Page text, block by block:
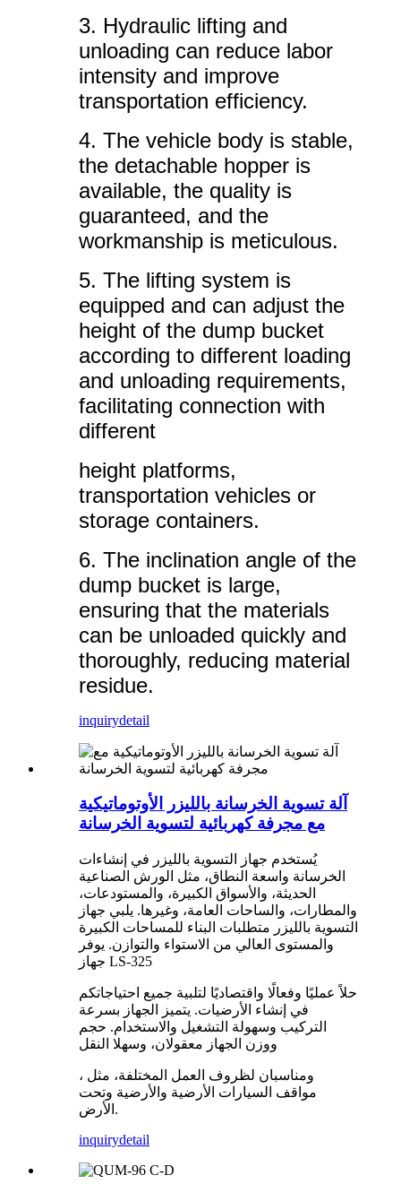
3. Hydraulic lifting and
unloading can reduce labor
intensity and improve
transportation efficiency.
4. The vehicle body is stable,
the detachable hopper is
available, the quality is
guaranteed, and the
workmanship is meticulous.
5. The lifting system is
equipped and can adjust the
height of the dump bucket
according to different loading
and unloading requirements,
facilitating connection with
different
height platforms,
transportation vehicles or
storage containers.
6. The inclination angle of the
dump bucket is large,
ensuring that the materials
can be unloaded quickly and
thoroughly, reducing material
residue.
inquirydetail
آلة تسوية الخرسانة بالليزر الأوتوماتيكية
مع مجرفة كهربائية لتسوية الخرسانة
يُستخدم جهاز التسوية بالليزر في إنشاءات
الخرسانة واسعة النطاق، مثل الورش الصناعية
الحديثة، والأسواق الكبيرة، والمستودعات،
والمطارات، والساحات العامة، وغيرها. يلبي جهاز
التسوية بالليزر متطلبات البناء للمساحات الكبيرة
والمستوى العالي من الاستواء والتوازن. يوفر
جهاز LS-325
حلاً عمليًا وفعالًا واقتصاديًا لتلبية جميع احتياجاتكم
في إنشاء الأرضيات. يتميز الجهاز بسرعة
التركيب وسهولة التشغيل والاستخدام. حجم
ووزن الجهاز معقولان، وسهلا النقل
، ومناسبان لظروف العمل المختلفة، مثل
مواقف السيارات الأرضية والأرضية وتحت
الأرض.
inquirydetail